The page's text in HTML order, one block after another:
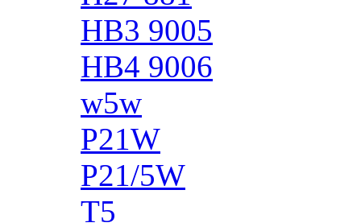
HB3 9005
HB4 9006
w5w
P21W
P21/5W
T5